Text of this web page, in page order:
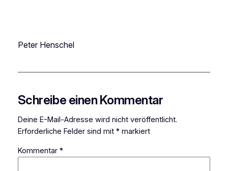
Peter Henschel
Schreibe einen Kommentar
Deine E-Mail-Adresse wird nicht veröffentlicht.
Erforderliche Felder sind mit *markiert
Kommentar *